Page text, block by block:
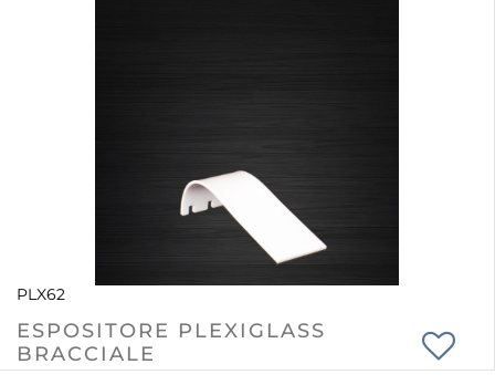
PLX62
ESPOSITORE PLEXIGLASS
BRACCIALE